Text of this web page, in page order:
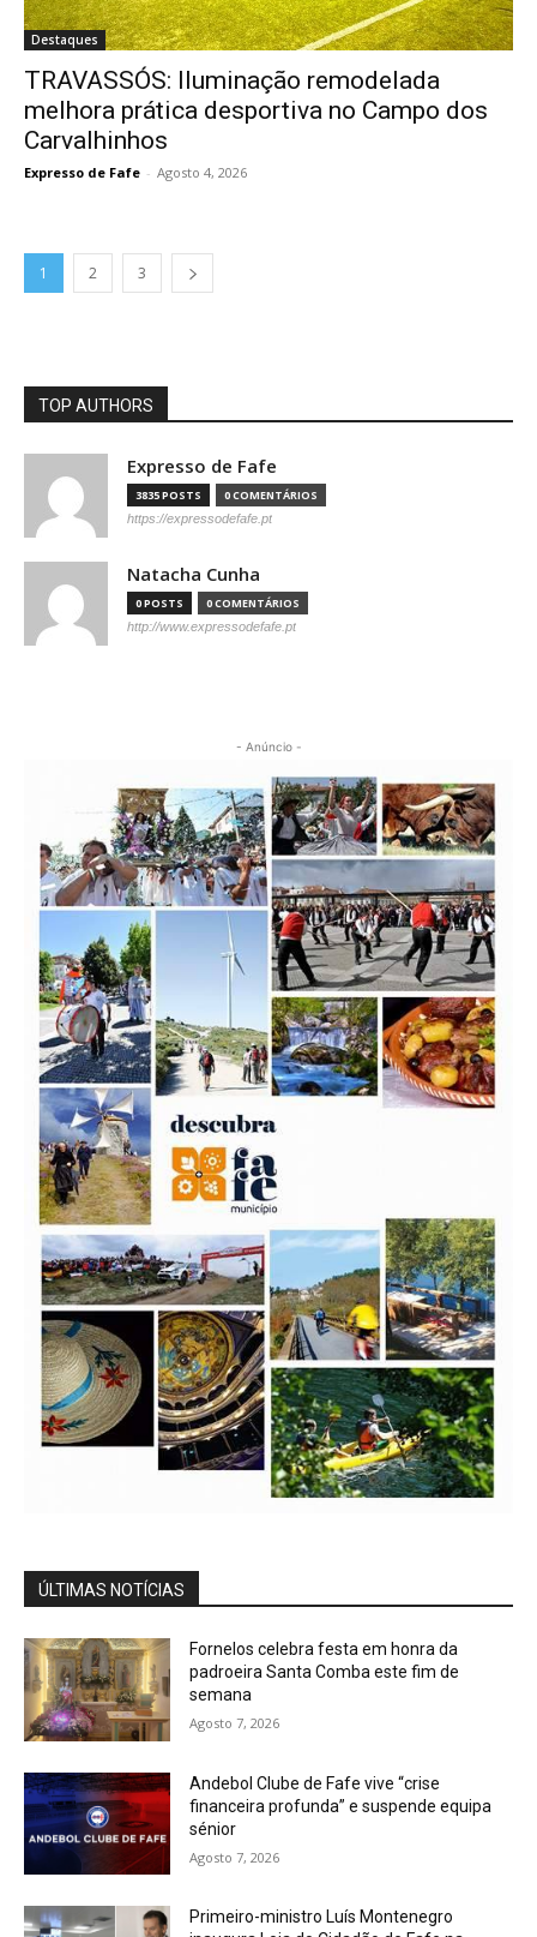
Destaques
TRAVASSÓS: Iluminação remodelada
melhora prática desportiva no Campo dos
Carvalhinhos
Expresso de Fafe - Agosto 4, 2026
1 2 3
TOP AUTHORS
Expresso de Fafe
3835 POSTS 0 COMENTÁRIOS
https://expressodefafe.pt
Natacha Cunha
0 POSTS 0 COMENTÁRIOS
http://www.expressodefafe.pt
- Anúncio -
ÚLTIMAS NOTÍCIAS
Fornelos celebra festa em honra da
padroeira Santa Comba este fim de
semana
Agosto 7, 2026
Andebol Clube de Fafe vive “crise
financeira profunda” e suspende equipa
sénior
Agosto 7, 2026
Primeiro-ministro Luís Montenegro